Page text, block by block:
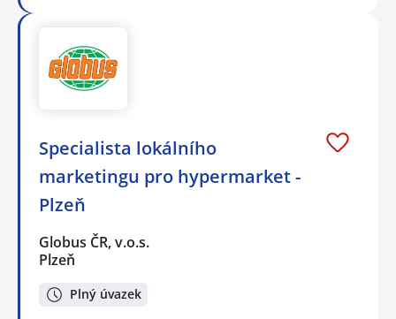
Specialista lokálního
marketingu pro hypermarket -
Plzeň
Globus ČR, v.o.s.
Plzeň
Plný úvazek